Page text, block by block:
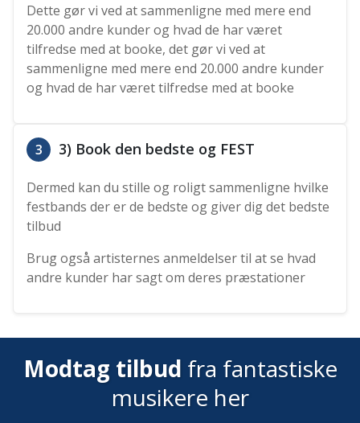
Dette gør vi ved at sammenligne med mere end
20.000 andre kunder og hvad de har været
tilfredse med at booke, det gør vi ved at
sammenligne med mere end 20.000 andre kunder
og hvad de har været tilfredse med at booke
3 3) Book den bedste og FEST
Dermed kan du stille og roligt sammenligne hvilke
festbands der er de bedste og giver dig det bedste
tilbud
Brug også artisternes anmeldelser til at se hvad
andre kunder har sagt om deres præstationer
Modtag tilbud fra fantastiske
musikere her